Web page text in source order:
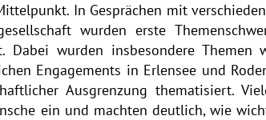
In Gesprächen mit
wurden erste
wurden insbesondere Themen
Engagements in Erlensee und
Ausgrenzung thematisiert.
ein und machten deutlich, wie